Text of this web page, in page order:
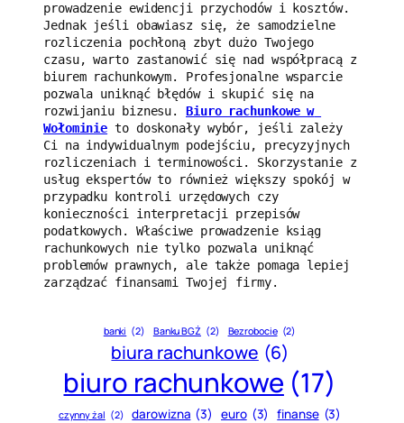
prowadzenie ewidencji przychodów i kosztów.
Jednak jeśli obawiasz się, że samodzielne
rozliczenia pochłoną zbyt dużo Twojego
czasu, warto zastanowić się nad współpracą z
biurem rachunkowym. Profesjonalne wsparcie
pozwala uniknąć błędów i skupić się na
rozwijaniu biznesu. Biuro rachunkowe w
Wołominie to doskonały wybór, jeśli zależy
Ci na indywidualnym podejściu, precyzyjnych
rozliczeniach i terminowości. Skorzystanie z
usług ekspertów to również większy spokój w
przypadku kontroli urzędowych czy
konieczności interpretacji przepisów
podatkowych. Właściwe prowadzenie ksiąg
rachunkowych nie tylko pozwala uniknąć
problemów prawnych, ale także pomaga lepiej
zarządzać finansami Twojej firmy.
banki (2) Banku BGŻ (2) Bezrobocie (2)
biura rachunkowe (6)
biuro rachunkowe (17)
czynny żal (2) darowizna (3) euro (3) finanse (3)